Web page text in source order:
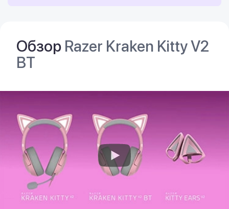
Обзор Razer Kraken Kitty V2
BT